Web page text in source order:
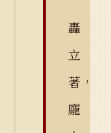
轟
立
著，
龐